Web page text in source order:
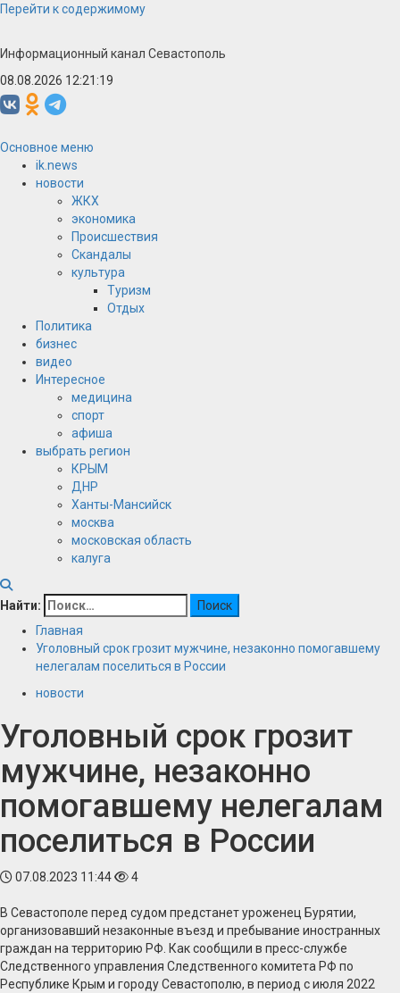
Перейти к содержимому
Информационный канал Севастополь
08.08.2026 12:21:19
Основное меню
ik.news
новости
ЖКХ
экономика
Происшествия
Скандалы
культура
Туризм
Отдых
Политика
бизнес
видео
Интересное
медицина
спорт
афиша
выбрать регион
КРЫМ
ДНР
Ханты-Мансийск
москва
московская область
калуга
Найти:
Главная
Уголовный срок грозит мужчине, незаконно помогавшему
нелегалам поселиться в России
новости
Уголовный срок грозит
мужчине, незаконно
помогавшему нелегалам
поселиться в России
07.08.2023 11:44 4
В Севастополе перед судом предстанет уроженец Бурятии,
организовавший незаконные въезд и пребывание иностранных
граждан на территорию РФ. Как сообщили в пресс-службе
Следственного управления Следственного комитета РФ по
Республике Крым и городу Севастополю, в период с июля 2022